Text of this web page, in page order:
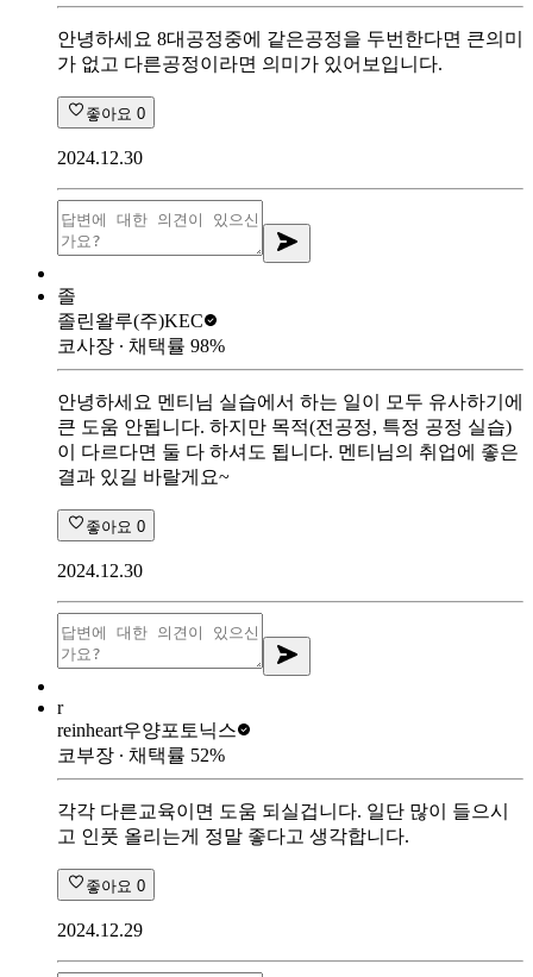
안녕하세요 8대공정중에 같은공정을 두번한다면 큰의미
가 없고 다른공정이라면 의미가 있어보입니다.
좋아요 0
2024.12.30
졸
졸린왈루(주)KEC
코사장 ∙ 채택률 98%
안녕하세요 멘티님 실습에서 하는 일이 모두 유사하기에
큰 도움 안됩니다. 하지만 목적(전공정, 특정 공정 실습)
이 다르다면 둘 다 하셔도 됩니다. 멘티님의 취업에 좋은
결과 있길 바랄게요~
좋아요 0
2024.12.30
r
reinheart우양포토닉스
코부장 ∙ 채택률 52%
각각 다른교육이면 도움 되실겁니다. 일단 많이 들으시
고 인풋 올리는게 정말 좋다고 생각합니다.
좋아요 0
2024.12.29